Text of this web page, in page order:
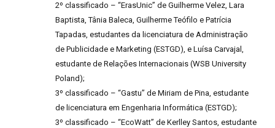
2º classificado – “ErasUnic” de Guilherme Velez, Lara
Baptista, Tânia Baleca, Guilherme Teófilo e Patrícia
Tapadas, estudantes da licenciatura de Administração
de Publicidade e Marketing (ESTGD), e Luísa Carvajal,
estudante de Relações Internacionais (WSB University
Poland);
3º classificado – “Gastu” de Miriam de Pina, estudante
de licenciatura em Engenharia Informática (ESTGD);
3º classificado – “EcoWatt” de Kerlley Santos, estudante